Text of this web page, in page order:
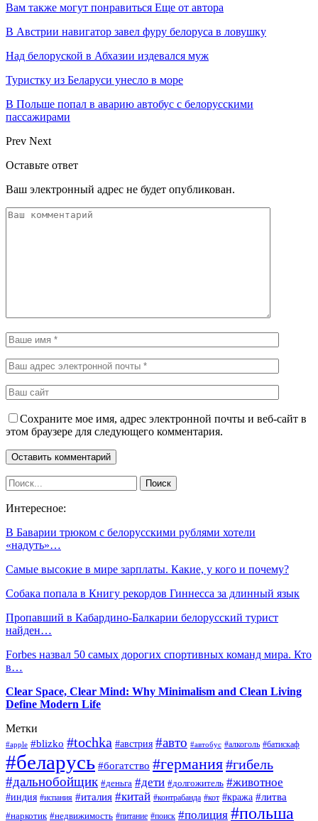
Вам также могут понравиться Еще от автора
В Австрии навигатор завел фуру белоруса в ловушку
Над белоруской в Абхазии издевался муж
Туристку из Беларуси унесло в море
В Польше попал в аварию автобус с белорусскими
пассажирами
Prev Next
Оставьте ответ
Ваш электронный адрес не будет опубликован.
Сохраните мое имя, адрес электронной почты и веб-сайт в
этом браузере для следующего комментария.
Интересное:
В Баварии трюком с белорусскими рублями хотели
«надуть»…
Самые высокие в мире зарплаты. Какие, у кого и почему?
Собака попала в Книгу рекордов Гиннесса за длинный язык
Пропавший в Кабардино-Балкарии белорусский турист
найден…
Forbes назвал 50 самых дорогих спортивных команд мира. Кто
в…
Clear Space, Clear Mind: Why Minimalism and Clean Living
Define Modern Life
Метки
#apple #blizko #tochka #австрия #авто #автобус #алкоголь #батискаф
#беларусь #богатство #германия#гибель
#дальнобойщик #деньга #дети #долгожитель #животное
#индия #испания #италия #китай #контрабанда #кот #кража #литва
#наркотик #недвижимость #питание #поиск #полиция #польша